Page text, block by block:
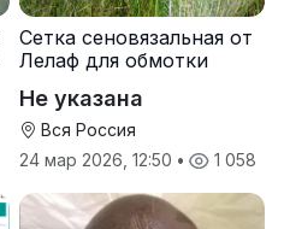
Сетка сеновязальная от
Лелаф для обмотки
Не указана
Вся Россия
24 мар 2026, 12:50 • 1 058